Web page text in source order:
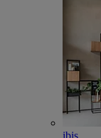
ibis